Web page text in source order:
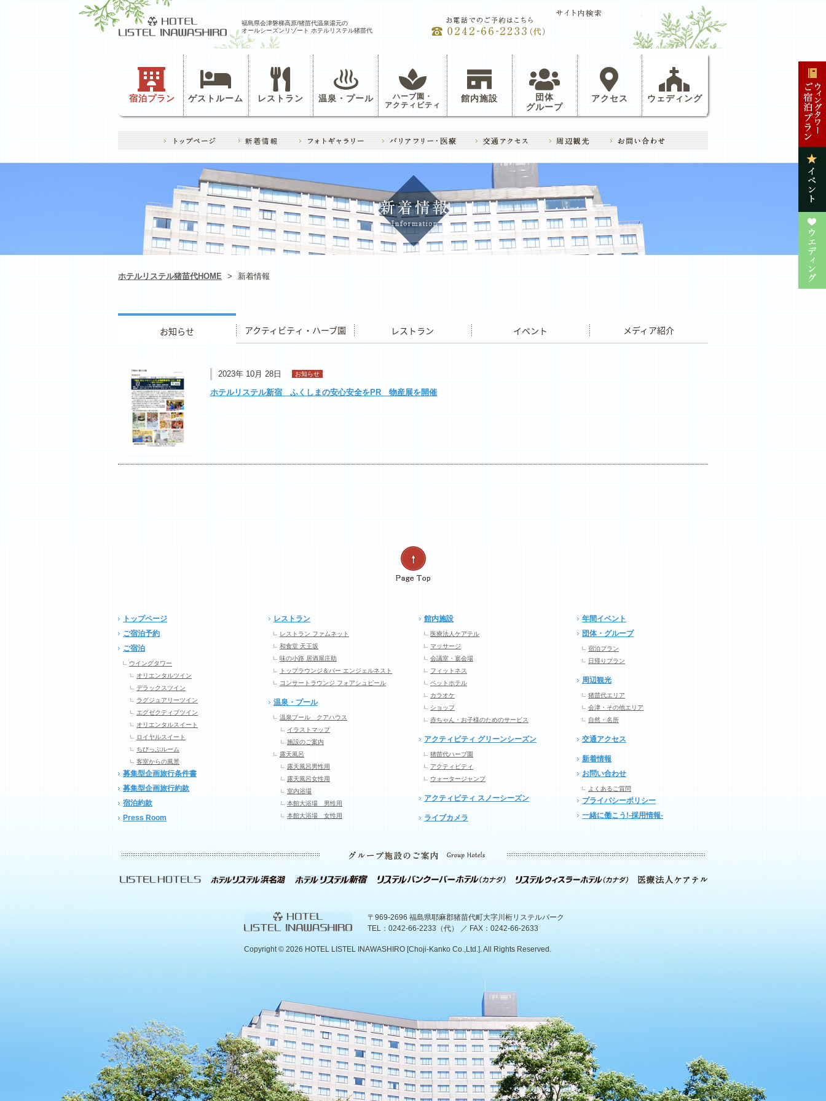
福島県会津磐梯高原/猪苗代温泉湯元の
オールシーズンリゾート ホテルリステル猪苗代
宿泊プラン ゲストルーム レストラン 温泉・プール ハーブ園・
アクティビティ
館内施設
団体
グループ
アクセス ウェディング
ホテルリステル猪苗代HOME > 新着情報
2023年 10月 28日 お知らせ
ホテルリステル新宿 ふくしまの安心安全をPR 物産展を開催
トップページ
ご宿泊予約
ご宿泊
ウイングタワー
オリエンタルツイン
デラックスツイン
ラグジュアリーツイン
エグゼクティブツイン
オリエンタルスイート
ロイヤルスイート
ちびっぷルーム
客室からの風景
募集型企画旅行条件書
募集型企画旅行約款
宿泊約款
Press Room
レストラン
レストラン ファムネット
和食堂 天王坂
味の小路 居酒屋庄助
トップラウンジ＆バー エンジェルネスト
コンサートラウンジ フォアシュピール
温泉・プール
温泉プール クアハウス
イラストマップ
施設のご案内
露天風呂
露天風呂男性用
露天風呂女性用
室内浴場
本館大浴場 男性用
本館大浴場 女性用
館内施設
医療法人ケアテル
マッサージ
会議室・宴会場
フィットネス
ペットホテル
カラオケ
ショップ
赤ちゃん・お子様のためのサービス
アクティビティ グリーンシーズン
猪苗代ハーブ園
アクティビティ
ウォータージャンプ
アクティビティ スノーシーズン
ライブカメラ
年間イベント
団体・グループ
宿泊プラン
日帰りプラン
周辺観光
猪苗代エリア
会津・その他エリア
自然・名所
交通アクセス
新着情報
お問い合わせ
よくあるご質問
プライバシーポリシー
一緒に働こう!-採用情報-
〒969-2696 福島県耶麻郡猪苗代町大字川桁リステルパーク
TEL：0242-66-2233（代） ／ FAX：0242-66-2633
Copyright © 2026 HOTEL LISTEL INAWASHIRO [Choji-Kanko Co.,Ltd.]. All Rights Reserved.